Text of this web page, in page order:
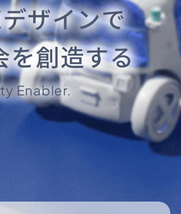
ザインで
を創造する
Enabler.